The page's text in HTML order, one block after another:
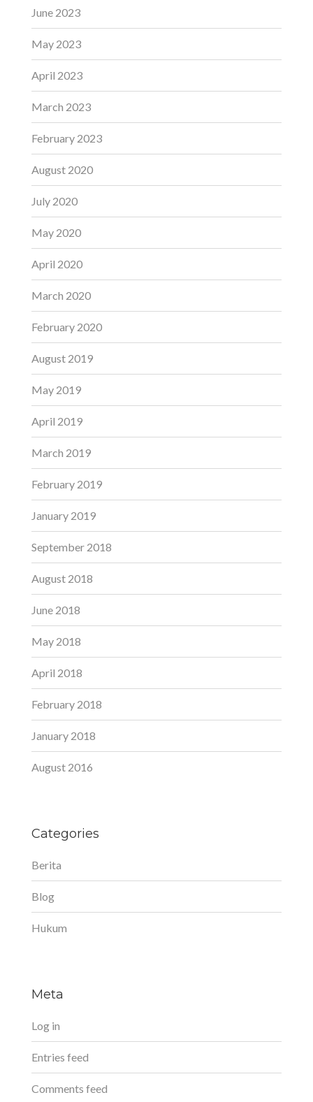
June 2023
May 2023
April 2023
March 2023
February 2023
August 2020
July 2020
May 2020
April 2020
March 2020
February 2020
August 2019
May 2019
April 2019
March 2019
February 2019
January 2019
September 2018
August 2018
June 2018
May 2018
April 2018
February 2018
January 2018
August 2016
Categories
Berita
Blog
Hukum
Meta
Log in
Entries feed
Comments feed